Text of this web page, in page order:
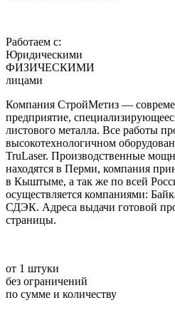
Работаем с:
Юридическими
ФИЗИЧЕСКИМИ
лицами
Компания СтройМетиз —
предприятие,
листового металла. Все работы
высокотехнологичном
TruLaser. Производственные
находятся в Перми, компания
в Кыштыме, а так же по всей
осуществляется компаниями:
СДЭК. Адреса выдачи готовой
страницы.
от 1 штуки
без ограничений
по сумме и количеству